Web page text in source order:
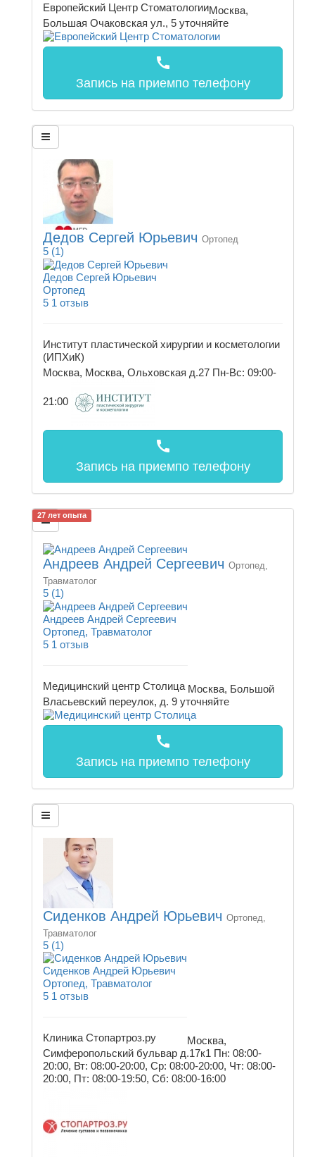
Европейский Центр СтоматологииМосква,
Большая Очаковская ул., 5 уточняйте
call
Запись на приемпо телефону
Дедов Сергей Юрьевич Ортопед
5 (1)
Дедов Сергей Юрьевич
Ортопед
5 1 отзыв
Институт пластической хирургии и косметологии
(ИПХиК)
Москва, Москва, Ольховская д.27 Пн-Вс: 09:00-
21:00
call
Запись на приемпо телефону
27 лет опыта
Андреев Андрей Сергеевич Ортопед,
Травматолог
5 (1)
Андреев Андрей Сергеевич
Ортопед, Травматолог
5 1 отзыв
Медицинский центр Столица Москва, Большой
Власьевский переулок, д. 9 уточняйте
call
Запись на приемпо телефону
Сиденков Андрей Юрьевич Ортопед,
Травматолог
5 (1)
Сиденков Андрей Юрьевич
Ортопед, Травматолог
5 1 отзыв
Клиника Стопартроз.ру
Москва,
Симферопольский бульвар д.17к1 Пн: 08:00-
20:00, Вт: 08:00-20:00, Ср: 08:00-20:00, Чт: 08:00-
20:00, Пт: 08:00-19:50, Сб: 08:00-16:00